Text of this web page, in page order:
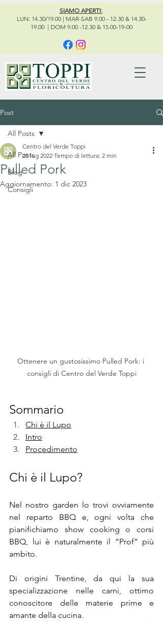
SIAMO APERTI:
LUN: 14.30/19.00 | MAR-SAB 9.00 - 12.30 & 14.30-
19.00 | DOM 9.00 -12.30 & 15.00-19-00
Post
All Posts
Blog
Consigli
All Posts
Pulled Pork
Centro del Verde Toppi
25 lug 2022 Tempo di lettura: 2 min
Aggiornamento: 1 dic 2023
Ottenere un gustosissimo Pulled Pork: i
consigli di Centro del Verde Toppi
Sommario
Chi è il Lupo
Intro
Procedimento
Chi è il Lupo?
Nel nostro garden lo trovi ovviamente
nel reparto BBQ e, ogni volta che
pianifichiamo show cooking o corsi
BBQ, lui è naturalmente il “Prof” più
ambito.
Di origini Trentine, da qui la sua
specializzazione nelle carni, ottimo
conoscitore delle materie prime e
amante della cucina.